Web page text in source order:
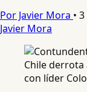
Por Javier Mora • 3
Javier Mora